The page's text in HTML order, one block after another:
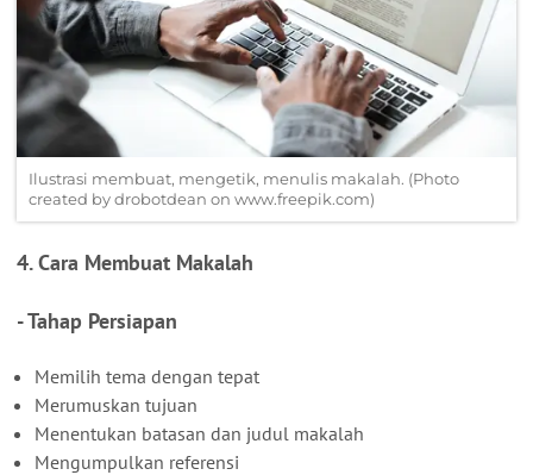
Ilustrasi membuat, mengetik, menulis makalah. (Photo
created by drobotdean on www.freepik.com)
4. Cara Membuat Makalah
- Tahap Persiapan
Memilih tema dengan tepat
Merumuskan tujuan
Menentukan batasan dan judul makalah
Mengumpulkan referensi